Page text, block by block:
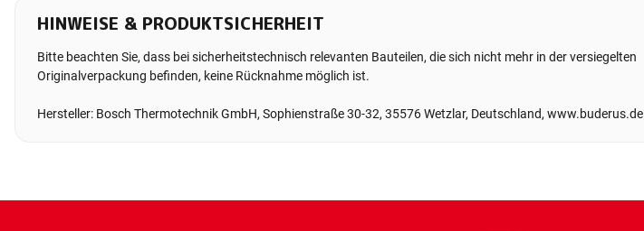
HINWEISE & PRODUKTSICHERHEIT
Bitte beachten Sie, dass bei sicherheitstechnisch relevanten Bauteilen, die sich nicht mehr in der versiegelten
Originalverpackung befinden, keine Rücknahme möglich ist.
Hersteller: Bosch Thermotechnik GmbH, Sophienstraße 30-32, 35576 Wetzlar, Deutschland, www.buderus.de